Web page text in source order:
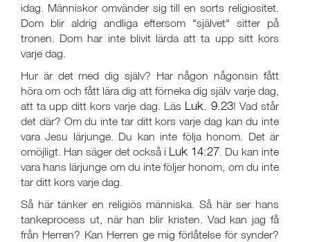
idag. Människor omvänder sig till en sorts religiositet.
Dom blir aldrig andliga eftersom "självet" sitter på
tronen. Dom har inte blivit lärda att ta upp sitt kors
varje dag.
Hur är det med dig själv? Har någon någonsin fått
höra om och fått lära dig att förneka dig själv varje dag,
att ta upp ditt kors varje dag. Läs Luk. 9.23! Vad står
det där? Om du inte tar ditt kors varje dag kan du inte
vara Jesu lärjunge. Du kan inte följa honom. Det är
omöjligt. Han säger det också i Luk 14:27. Du kan inte
vara hans lärjunge om du inte följer honom, om du inte
tar ditt kors varje dag.
Så här tänker en religiös människa. Så här ser hans
tankeprocess ut, när han blir kristen. Vad kan jag få
från Herren? Kan Herren ge mig förlåtelse för synder?